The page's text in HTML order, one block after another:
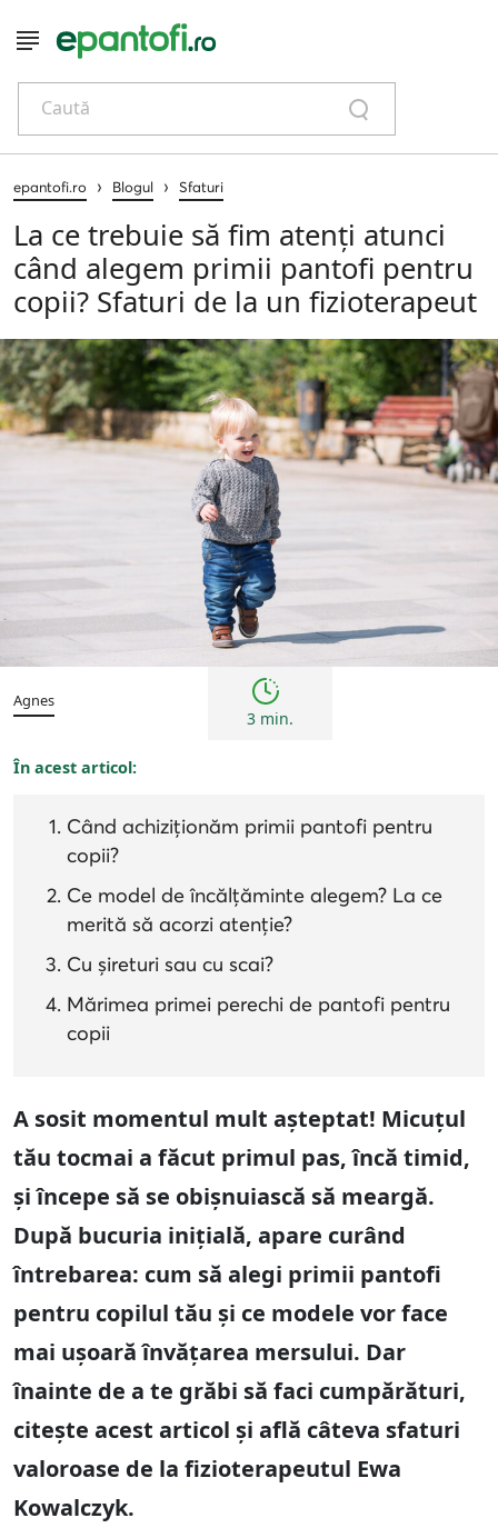
Caută
epantofi.ro › Blogul › Sfaturi
La ce trebuie să fim atenți atunci
când alegem primii pantofi pentru
copii? Sfaturi de la un fizioterapeut
Sfaturi
Agnes
3 min.
În acest articol:
Când achiziționăm primii pantofi pentru
copii?
Ce model de încălțăminte alegem? La ce
merită să acorzi atenție?
Cu șireturi sau cu scai?
Mărimea primei perechi de pantofi pentru
copii
A sosit momentul mult așteptat! Micuțul
tău tocmai a făcut primul pas, încă timid,
și începe să se obișnuiască să meargă.
După bucuria inițială, apare curând
întrebarea: cum să alegi primii pantofi
pentru copilul tău și ce modele vor face
mai ușoară învățarea mersului. Dar
înainte de a te grăbi să faci cumpărături,
citește acest articol și află câteva sfaturi
valoroase de la fizioterapeutul Ewa
Kowalczyk.